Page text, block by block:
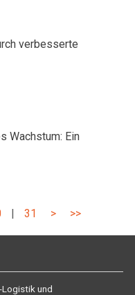
verbesserte
Wachstum: Ein
| 31 > >>
und